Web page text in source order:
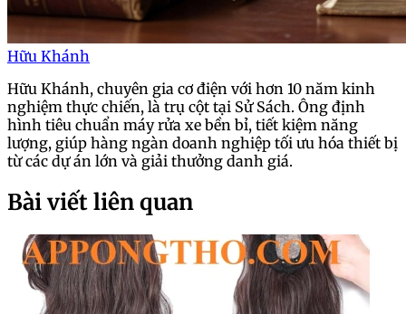
Hữu Khánh
Hữu Khánh, chuyên gia cơ điện với hơn 10 năm kinh
nghiệm thực chiến, là trụ cột tại Sử Sách. Ông định
hình tiêu chuẩn máy rửa xe bền bỉ, tiết kiệm năng
lượng, giúp hàng ngàn doanh nghiệp tối ưu hóa thiết bị
từ các dự án lớn và giải thưởng danh giá.
Bài viết liên quan